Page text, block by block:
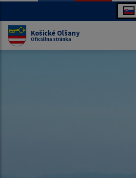
Košické Oľšany
Oficiálna stránka